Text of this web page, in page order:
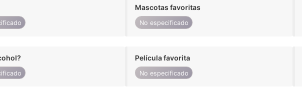
Mascotas favoritas
No especificado
Película favorita
No especificado